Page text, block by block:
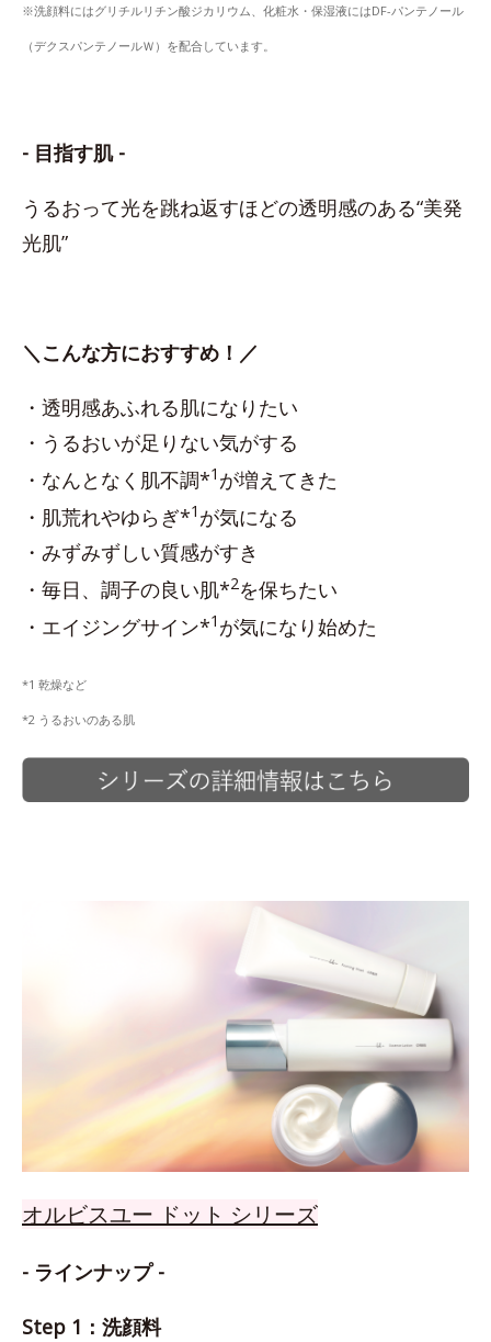
※洗顔料にはグリチルリチン酸ジカリウム、化粧水・保湿液にはDF-パンテノール
（デクスパンテノールＷ）を配合しています。
- 目指す肌 -
うるおって光を跳ね返すほどの透明感のある“美発
光肌”
＼こんな方におすすめ！／
・透明感あふれる肌になりたい
・うるおいが足りない気がする
・なんとなく肌不調*1 が増えてきた
・肌荒れやゆらぎ*1 が気になる
・みずみずしい質感がすき
・毎日、調子の良い肌*2を保ちたい
・エイジングサイン*1 が気になり始めた
*1 乾燥など
*2 うるおいのある肌
オルビスユー ドット シリーズ
- ラインナップ -
Step 1：洗顔料